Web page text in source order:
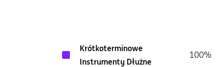
Krótkoterminowe
Instrumenty Dłużne
100%